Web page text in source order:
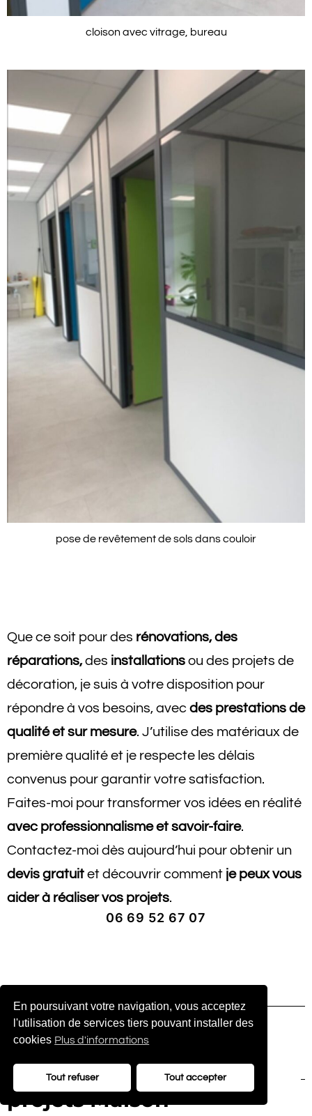
cloison avec vitrage, bureau
pose de revêtement de sols dans couloir
Que ce soit pour des rénovations, des
réparations,des installations ou des projets de
décoration, je suis à votre disposition pour
répondre à vos besoins, avec des prestations de
qualité et sur mesure. J’utilise des matériaux de
première qualité et je respecte les délais
convenus pour garantir votre satisfaction.
Faites-moi pour transformer vos idées en réalité
avec professionnalisme et savoir-faire.
Contactez-moi dès aujourd’hui pour obtenir un
devis gratuit et découvrir comment je peux vous
aider à réaliser vos projets.
06 69 52 67 07
Retrouvez LUBIN
Multiservices
dans les
projets Maison
En poursuivant votre navigation, vous acceptez
l'utilisation de services tiers pouvant installer des
cookies Plus d'informations
Tout refuser Tout accepter